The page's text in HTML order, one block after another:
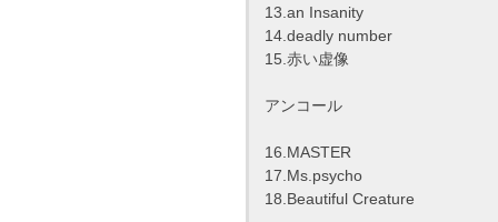
13.an Insanity
14.deadly number
15.赤い虚像
アンコール
16.MASTER
17.Ms.psycho
18.Beautiful Creature